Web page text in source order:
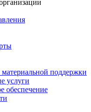
поддержки
услуги
обеспечение